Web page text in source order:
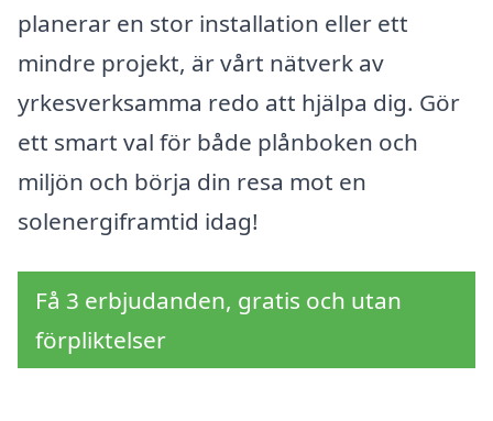
planerar en stor installation eller ett
mindre projekt, är vårt nätverk av
yrkesverksamma redo att hjälpa dig. Gör
ett smart val för både plånboken och
miljön och börja din resa mot en
solenergiframtid idag!
Få 3 erbjudanden, gratis och utan
förpliktelser